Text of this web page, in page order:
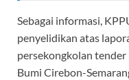
Sebagai informasi,
penyelidikan atas
persekongkolan tender
Bumi Cirebon-